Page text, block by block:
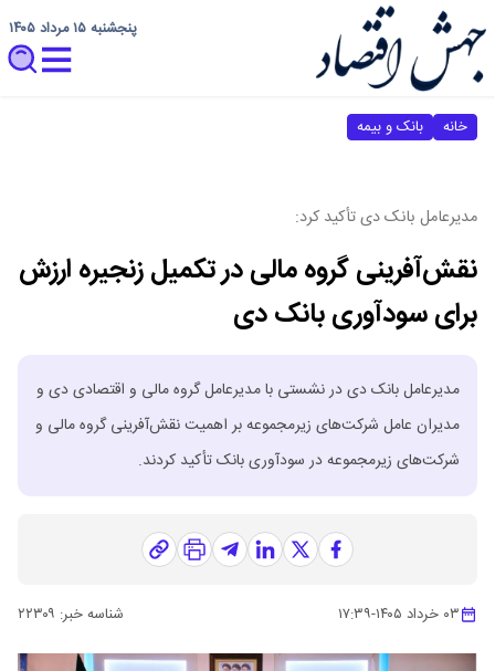
پنجشنبه ۱۵ مرداد ۱۴۰۵
خانه بانک و بیمه
مدیرعامل بانک دی تأکید کرد:
نقش‌آفرینی گروه مالی در تکمیل زنجیره ارزش
برای سودآوری بانک دی
​مدیرعامل بانک دی در نشستی با مدیرعامل گروه مالی و اقتصادی دی و
مدیران عامل شرکت‌های زیرمجموعه بر اهمیت نقش‌آفرینی گروه مالی و
شرکت‌های زیرمجموعه در سودآوری بانک تأکید کردند.
۰۳ خرداد ۱۴۰۵ -۱۷:۳۹ شناسه خبر: ۲۲۳۰۹